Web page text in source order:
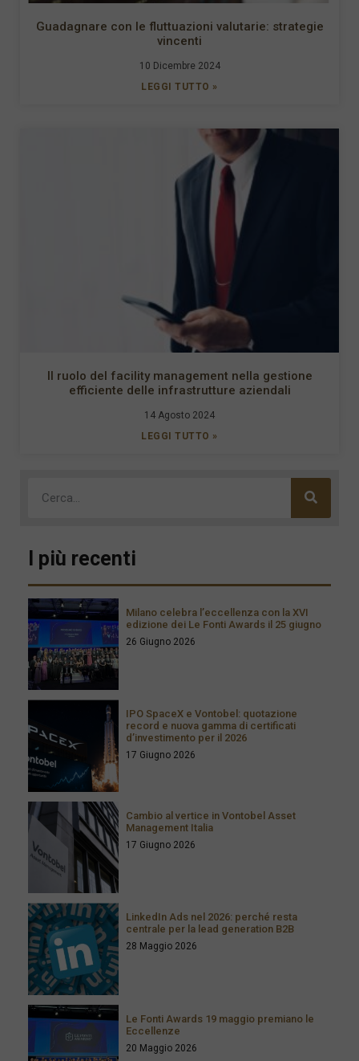
Guadagnare con le fluttuazioni valutarie: strategie
vincenti
10 Dicembre 2024
LEGGI TUTTO »
Il ruolo del facility management nella gestione
efficiente delle infrastrutture aziendali
14 Agosto 2024
LEGGI TUTTO »
I più recenti
Milano celebra l’eccellenza con la XVI
edizione dei Le Fonti Awards il 25 giugno
26 Giugno 2026
IPO SpaceX e Vontobel: quotazione
record e nuova gamma di certificati
d’investimento per il 2026
17 Giugno 2026
Cambio al vertice in Vontobel Asset
Management Italia
17 Giugno 2026
LinkedIn Ads nel 2026: perché resta
centrale per la lead generation B2B
28 Maggio 2026
Le Fonti Awards 19 maggio premiano le
Eccellenze
20 Maggio 2026